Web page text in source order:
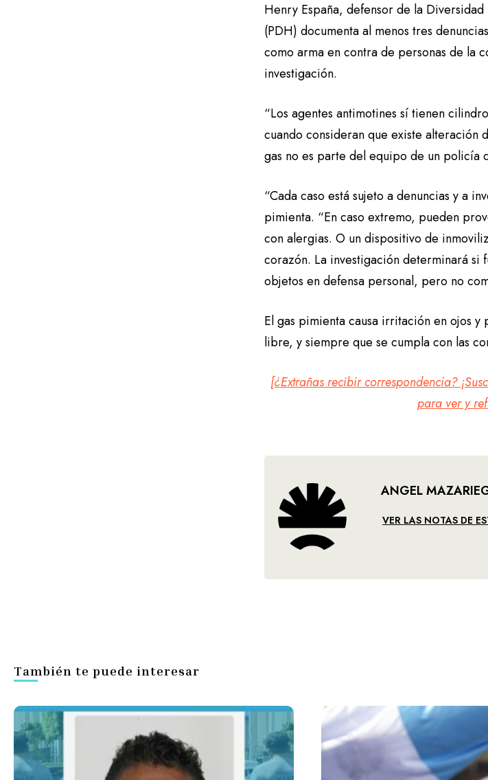
Henry España, defensor de la
(PDH) documenta al menos tres
como arma en contra de personas de la
investigación.
“Los agentes antimotines sí tienen
cuando consideran que existe
gas no es parte del equipo de un policía
“Cada caso está sujeto a denuncias y a
pimienta. “En caso extremo, pueden
con alergias. O un dispositivo de
corazón. La investigación determinará si
objetos en defensa personal, pero no
El gas pimienta causa irritación en ojos
libre, y siempre que se cumpla con las
[¿Extrañas recibir correspondencia?
para ver y
ANGEL
VER LAS NOTAS DE
También te puede interesar